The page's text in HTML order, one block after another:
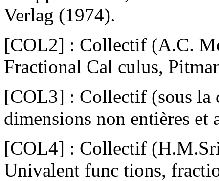
Verlag (1974).
[COL2] : Collectif (A.C.
Fractional Cal culus,
[COL3] : Collectif (sous la
dimensions non entières
[COL4] : Collectif
Univalent func tions,